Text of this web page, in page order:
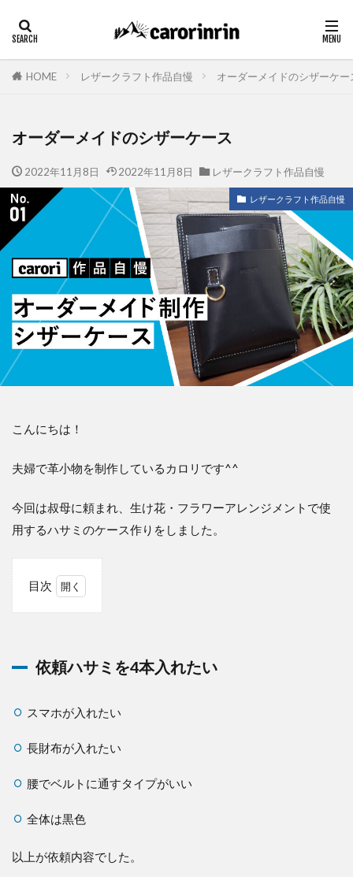
HOME レザークラフト作品自慢 オーダーメイドのシザーケー
オーダーメイドのシザーケース
2022年11月8日 2022年11月8日 レザークラフト作品自慢
レザークラフト作品自慢
こんにちは！
夫婦で革小物を制作しているカロリです^^
今回は叔母に頼まれ、生け花・フラワーアレンジメントで使
用するハサミのケース作りをしました。
目次
サ
本
れ
た
依頼ハサミを4本入れたい
スマホが入れたい
長財布が入れたい
腰でベルトに通すタイプがいい
全体は黒色
以上が依頼内容でした。